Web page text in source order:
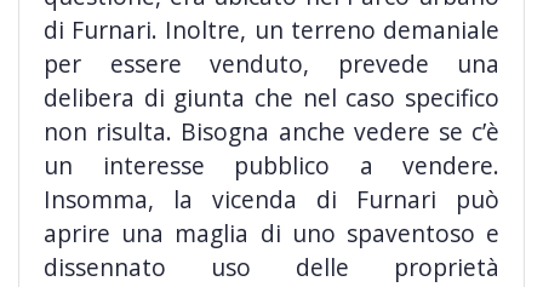
di Furnari. Inoltre, un terreno demaniale
per essere venduto, prevede una
delibera di giunta che nel caso specifico
non risulta. Bisogna anche vedere se c’è
un interesse pubblico a vendere.
Insomma, la vicenda di Furnari può
aprire una maglia di uno spaventoso e
dissennato uso delle proprietà